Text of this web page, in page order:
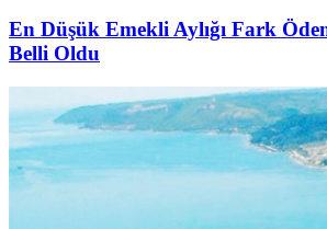
En Düşük Emekli Aylığı Fark
Belli Oldu